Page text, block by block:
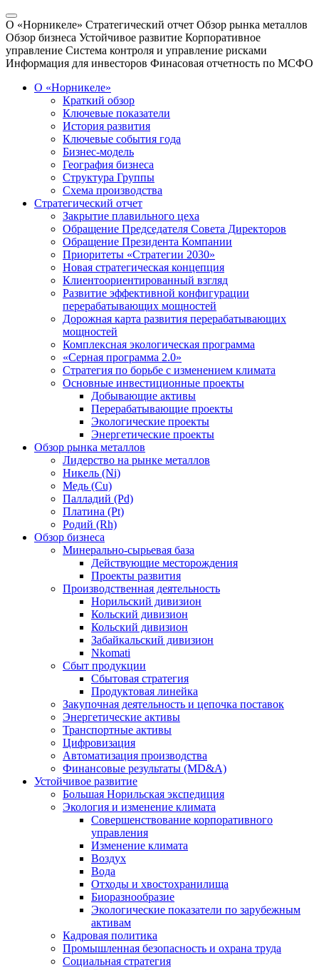
О «Норникеле» Стратегический отчет Обзор рынка металлов
Обзор бизнеса Устойчивое развитие Корпоративное
управление Система контроля и управление рисками
Информация для инвесторов Финасовая отчетность по МСФО
О «Норникеле»
Краткий обзор
Ключевые показатели
История развития
Ключевые события года
Бизнес-модель
География бизнеса
Структура Группы
Схема производства
Стратегический отчет
Закрытие плавильного цеха
Обращение Председателя Совета Директоров
Обращение Президента Компании
Приоритеты «Стратегии 2030»
Новая стратегическая концепция
Клиентоориентированный взгляд
Развитие эффективной конфигурации
перерабатывающих мощностей
Дорожная карта развития перерабатывающих
мощностей
Комплексная экологическая программа
«Серная программа 2.0»
Стратегия по борьбе с изменением климата
Основные инвестиционные проекты
Добывающие активы
Перерабатывающие проекты
Экологические проекты
Энергетические проекты
Обзор рынка металлов
Лидерство на рынке металлов
Никель (Ni)
Медь (Cu)
Палладий (Pd)
Платина (Pt)
Родий (Rh)
Обзор бизнеса
Минерально-сырьевая база
Действующие месторождения
Проекты развития
Производственная деятельность
Норильский дивизион
Кольский дивизион
Кольский дивизион
Забайкальский дивизион
Nkomati
Сбыт продукции
Сбытовая стратегия
Продуктовая линейка
Закупочная деятельность и цепочка поставок
Энергетические активы
Транспортные активы
Цифровизация
Автоматизация производства
Финансовые результаты (MD&A)
Устойчивое развитие
Большая Норильская экспедиция
Экология и изменение климата
Совершенствование корпоративного
управления
Изменение климата
Воздух
Вода
Отходы и хвостохранилища
Биоразнообразие
Экологические показатели по зарубежным
активам
Кадровая политика
Промышленная безопасность и охрана труда
Социальная стратегия